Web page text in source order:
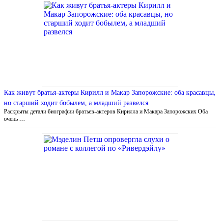
Как живут братья-актеры Кирилл и Макар Запорожские: оба красавцы,
но старший ходит бобылем, а младший развелся
Раскрыты детали биографии братьев-актеров Кирилла и Макара Запорожских Оба
очень …